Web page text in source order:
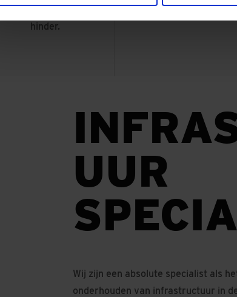
mobiliteitsoplossing. Met aandacht voor de
hinder.
UUR
Wij zijn een absolute specialist als
onderhouden van infrastructuur in